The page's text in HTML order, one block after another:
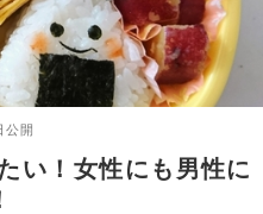
公開
い！女性にも男性に